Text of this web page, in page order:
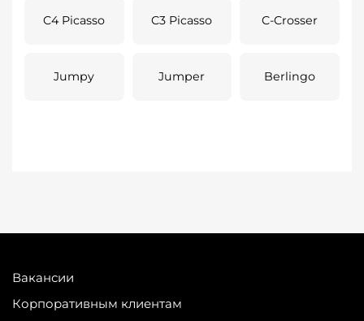
C4 Picasso C3 Picasso C-Crosser
Jumpy Jumper Berlingo
Вакансии
Корпоративным клиентам